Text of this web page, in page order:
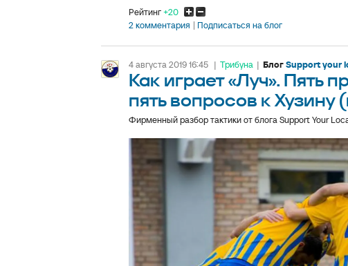
Рейтинг+20
2 комментария
Подписаться на блог
4 августа 2019 16:45 | Трибуна | БлогSupport your
Как играет «Луч». Пять
пять вопросов к Хузину
Фирменный разбор тактики от блога Support Your